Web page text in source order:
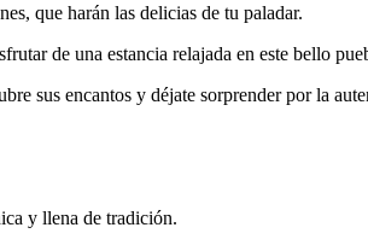
que harán las delicias de tu paladar.
de una estancia relajada en este bello
sus encantos y déjate sorprender por la
y llena de tradición.